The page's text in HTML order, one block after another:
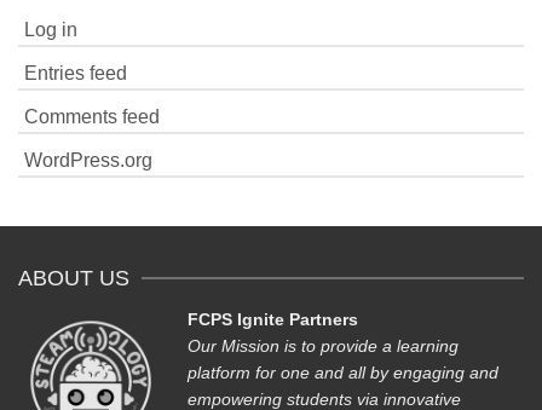
Log in
Entries feed
Comments feed
WordPress.org
ABOUT US
FCPS Ignite Partners
Our Mission is to provide a learning
platform for one and all by engaging and
empowering students via innovative